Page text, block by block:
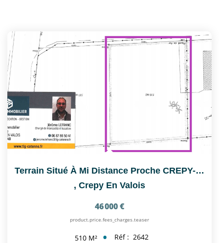
Terrain Situé À Mi Distance Proche CREPY-EN-VALOIS Et...
, Crepy En Valois
46 000 €
product.price.fees_charges.teaser
510 M² Réf : 2642